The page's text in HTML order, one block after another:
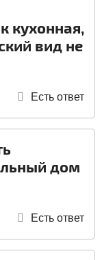
кухонная,
вид не
Есть ответ
дом
Есть ответ